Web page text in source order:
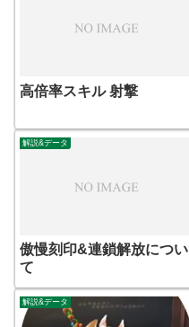
高倍率スキル 射撃
解説&データ
傲慢刻印&連鎖解放につい
て
解説&データ